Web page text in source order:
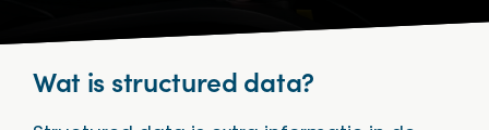
Wat is structured data?